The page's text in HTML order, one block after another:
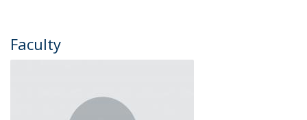
Faculty